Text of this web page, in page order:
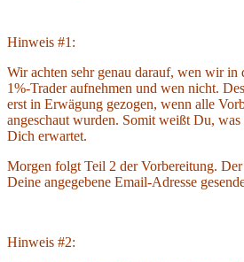
Hinweis #1:
Wir achten sehr genau darauf, wen wir in
1%-Trader aufnehmen und wen nicht.
erst in Erwägung gezogen, wenn alle
angeschaut wurden. Somit weißt Du,
Dich erwartet.
Morgen folgt Teil 2 der Vorbereitung.
Deine angegebene Email-Adresse
Hinweis #2: